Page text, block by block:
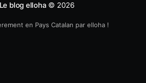
Le blog elloha © 2026
en Pays Catalan par elloha !